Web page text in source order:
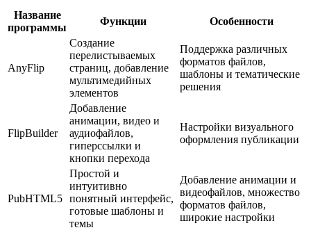
Название
программы
Функции Особенности
AnyFlip
Создание
перелистываемых
страниц, добавление
мультимедийных
элементов
Поддержка различных
форматов файлов,
шаблоны и тематические
решения
FlipBuilder
Добавление
анимации, видео и
аудиофайлов,
гиперссылки и
кнопки перехода
Настройки визуального
оформления публикации
PubHTML5
Простой и
интуитивно
понятный интерфейс,
готовые шаблоны и
темы
Добавление анимации и
видеофайлов, множество
форматов файлов,
широкие настройки